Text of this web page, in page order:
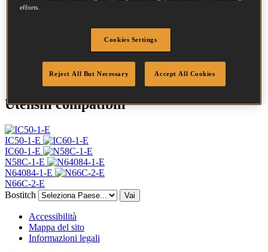
Anello
Brillante
24500
DoP
DOP-EU_20_RRB
Utensili compatibili
IC50-1-E
IC60-1-E
N58C-1-E
N64084-1-E
N66C-2-E
Bostitch
Vai
Accessibilità
Mappa del sito
Informazioni legali
efforts.
Cookies Settings
Reject All But Necessary Accept All Cookies